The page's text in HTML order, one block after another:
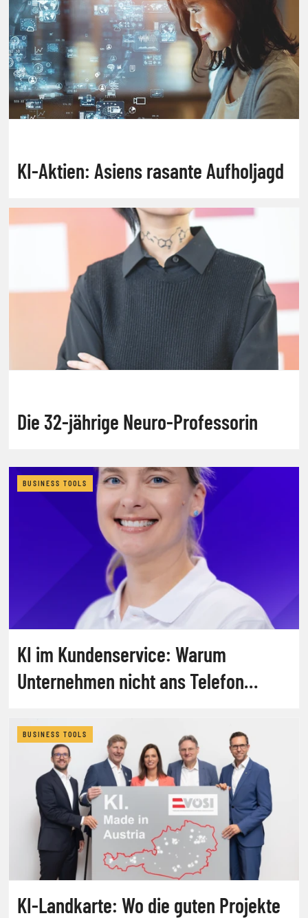
KI-Aktien: Asiens rasante Aufholjagd
Die 32-jährige Neuro-Professorin
BUSINESS TOOLS
KI im Kundenservice: Warum
Unternehmen nicht ans Telefon
BUSINESS TOOLS
KI-Landkarte: Wo die guten Projekte